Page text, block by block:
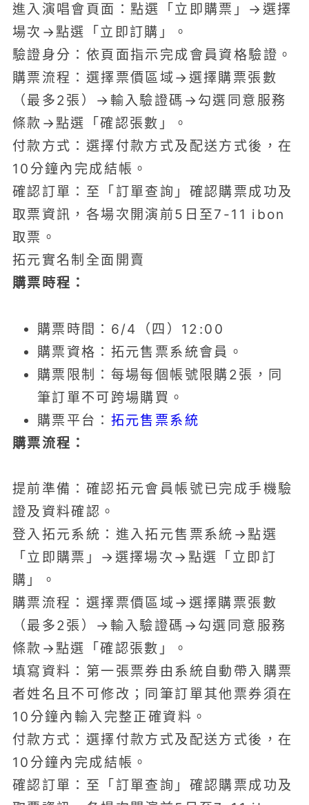
進入演唱會頁面：點選「立即購票」→選擇
場次→點選「立即訂購」。
驗證身分：依頁面指示完成會員資格驗證。
購票流程：選擇票價區域→選擇購票張數
（最多2張）→輸入驗證碼→勾選同意服務
條款→點選「確認張數」。
付款方式：選擇付款方式及配送方式後，在
10分鐘內完成結帳。
確認訂單：至「訂單查詢」確認購票成功及
取票資訊，各場次開演前5日至7-11 ibon
取票。
拓元實名制全面開賣
購票時程：
購票時間：6/4（四）12:00
購票資格：拓元售票系統會員。
購票限制：每場每個帳號限購2張，同
筆訂單不可跨場購買。
購票平台： 拓元售票系統
購票流程：
提前準備：確認拓元會員帳號已完成手機驗
證及資料確認。
登入拓元系統：進入拓元售票系統→點選
「立即購票」→選擇場次→點選「立即訂
購」。
購票流程：選擇票價區域→選擇購票張數
（最多2張）→輸入驗證碼→勾選同意服務
條款→點選「確認張數」。
填寫資料：第一張票券由系統自動帶入購票
者姓名且不可修改；同筆訂單其他票券須在
10分鐘內輸入完整正確資料。
付款方式：選擇付款方式及配送方式後，在
10分鐘內完成結帳。
確認訂單：至「訂單查詢」確認購票成功及